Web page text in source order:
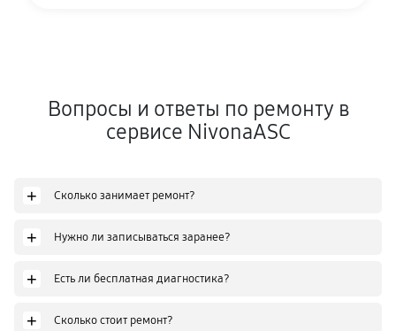
Вопросы и ответы по ремонту в
сервисе NivonaASC
+ Сколько занимает ремонт?
+ Нужно ли записываться заранее?
+ Есть ли бесплатная диагностика?
+ Сколько стоит ремонт?